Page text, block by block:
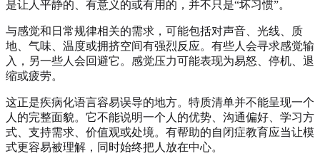
是让人平静的、有意义的或有用的，并不只是“坏习惯”。
与感觉和日常规律相关的需求，可能包括对声音、光线、质
地、气味、温度或拥挤空间有强烈反应。有些人会寻求感觉输
入，另一些人会回避它。感觉压力可能表现为易怒、停机、退
缩或疲劳。
这正是疾病化语言容易误导的地方。特质清单并不能呈现一个
人的完整面貌。它不能说明一个人的优势、沟通偏好、学习方
式、支持需求、价值观或处境。有帮助的自闭症教育应当让模
式更容易被理解，同时始终把人放在中心。